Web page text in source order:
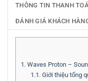
THÔNG TIN THANH
ĐÁNH GIÁ KHÁCH
1. Waves Proton –
1.1.Giới thiệu tổng